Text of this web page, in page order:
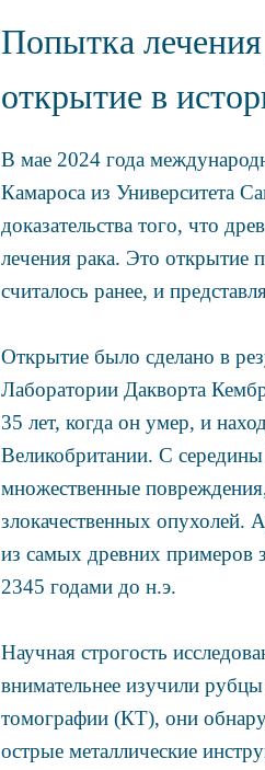
Попытка
открытие в
В мае 2024 года
Камароса из Университета
доказательства того, что
лечения рака. Это открытие
считалось ранее, и
Открытие было сделано в
Лаборатории Дакворта
35 лет, когда он умер, и
Великобритании. С
множественные
злокачественных опухолей.
из самых древних примеров
2345 годами до н.э.
Научная строгость
внимательнее изучили
томографии (КТ), они
острые металлические